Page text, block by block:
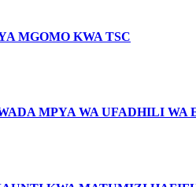
MGOMO KWA TSC
MPYA WA UFADHILI WA